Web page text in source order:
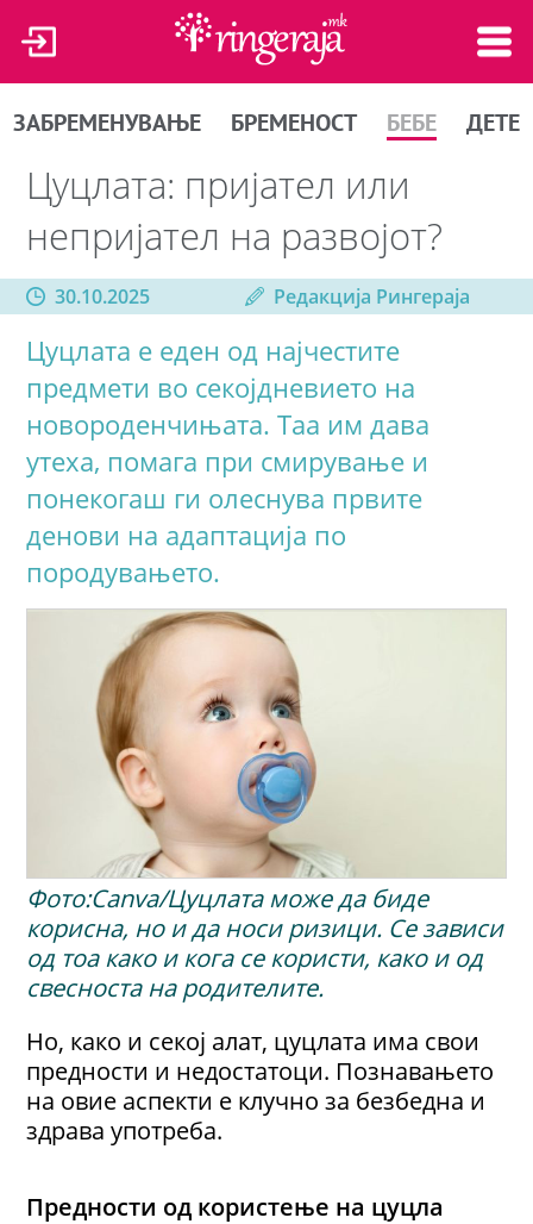
ЗАБРЕМЕНУВАЊЕ БРЕМЕНОСТ БЕБЕ ДЕТЕ
Цуцлата: пријател или
непријател на развојот?
30.10.2025 Редакција Рингераја
Цуцлата е еден од најчестите
предмети во секојдневието на
новороденчињата. Таа им дава
утеха, помага при смирување и
понекогаш ги олеснува првите
денови на адаптација по
породувањето.
Фото:Canva/Цуцлата може да биде
корисна, но и да носи ризици. Сe зависи
од тоа како и кога се користи, како и од
свесноста на родителите.
Но, како и секој алат, цуцлата има свои
предности и недостатоци. Познавањето
на овие аспекти е клучно за безбедна и
здрава употреба.
Предности од користење на цуцла